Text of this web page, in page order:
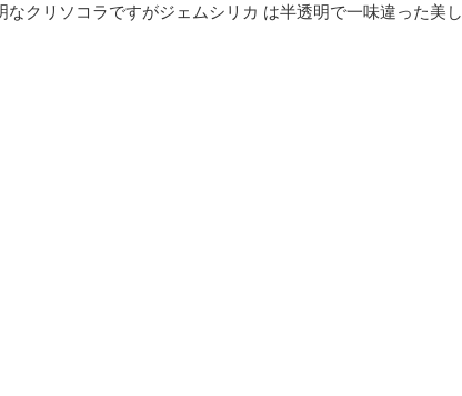
なクリソコラですがジェムシリカ は半透明で一味違った美し